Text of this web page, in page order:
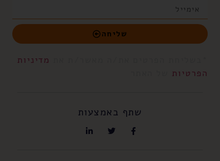
שליחה
מדיניות
הפרטיות
שתף באמצעות